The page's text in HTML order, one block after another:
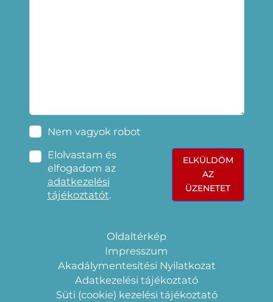
Nem vagyok robot
Elolvastam és
elfogadom az
adatkezelési
tájékoztatót.
ELKÜLDÖM
AZ
ÜZENETET
Oldaltérkép
Impresszum
Akadálymentesítési Nyilatkozat
Adatkezelési tájékoztató
Süti (cookie) kezelési tájékoztató